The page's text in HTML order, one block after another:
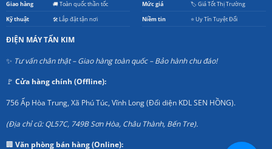
Giao hàng 🚚 Toàn quốc thần tốc
Kỹ thuật 🛠️ Lắp đặt tận nơi
Mức giá 🏷️ Giá Tốt Thị Trường
Niềm tin ⭐ Uy Tín Tuyệt Đối
ĐIỆN MÁY TẤN KIM
✨ Tư vấn chân thật – Giao hàng toàn quốc – Bảo hành chu đáo!
🚩 Cửa hàng chính (Offline):
756 Ấp Hòa Trung, Xã Phú Túc, Vĩnh Long (Đối diện KDL SEN HỒNG).
(Địa chỉ cũ: QL57C, 749B Sơn Hòa, Châu Thành, Bến Tre).
🏢 Văn phòng bán hàng (Online):